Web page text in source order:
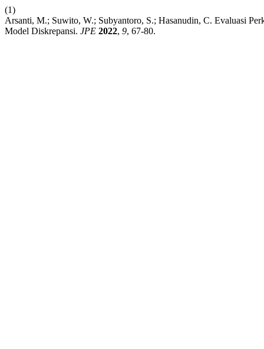
(1)
Arsanti, M.; Suwito, W.; Subyantoro, S.; Hasanudin, C. Evaluasi
Model Diskrepansi. JPE 2022, 9, 67-80.